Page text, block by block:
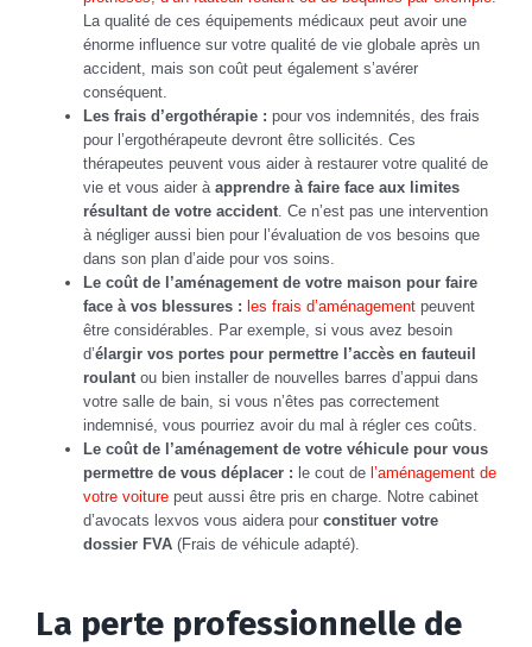
La qualité de ces équipements médicaux peut avoir une
énorme influence sur votre qualité de vie globale après un
accident, mais son coût peut également s’avérer
conséquent.
Les frais d’ergothérapie : pour vos indemnités, des frais
pour l’ergothérapeute devront être sollicités. Ces
thérapeutes peuvent vous aider à restaurer votre qualité de
vie et vous aider à apprendre à faire face aux limites
résultant de votre accident. Ce n’est pas une intervention
à négliger aussi bien pour l’évaluation de vos besoins que
dans son plan d’aide pour vos soins.
Le coût de l’aménagement de votre maison pour faire
face à vos blessures : les frais d’aménagement peuvent
être considérables. Par exemple, si vous avez besoin
d’élargir vos portes pour permettre l’accès en fauteuil
roulantou bien installer de nouvelles barres d’appui dans
votre salle de bain, si vous n’êtes pas correctement
indemnisé, vous pourriez avoir du mal à régler ces coûts.
Le coût de l’aménagement de votre véhicule pour vous
permettre de vous déplacer : le cout de l’aménagement de
votre voiture peut aussi être pris en charge. Notre cabinet
d’avocats lexvos vous aidera pour constituer votre
dossier FVA (Frais de véhicule adapté).
La perte professionnelle de